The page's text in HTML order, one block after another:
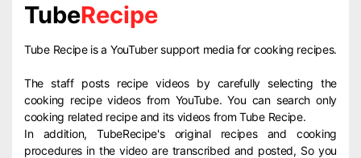
TubeRecipe
Tube Recipe is a YouTuber support media for cooking recipes.
The staff posts recipe videos by carefully selecting the
cooking recipe videos from YouTube. You can search only
cooking related recipe and its videos from Tube Recipe.
In addition, TubeRecipe's original recipes and cooking
procedures in the video are transcribed and posted, So you